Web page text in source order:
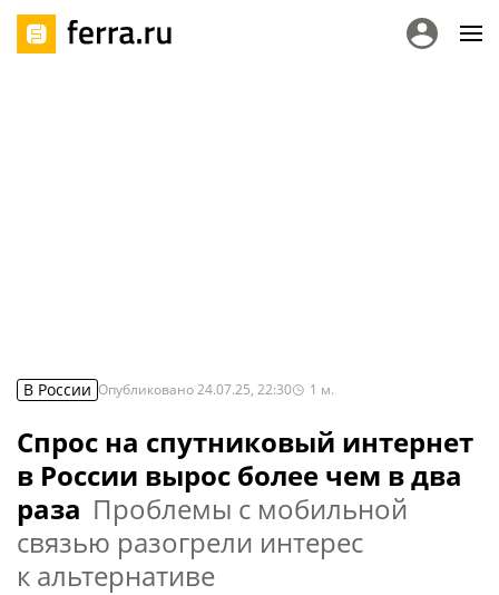
В России Опубликовано24.07.25, 22:30 1 м.
Спрос на спутниковый интернет
в России вырос более чем в два
раза Проблемы с мобильной
связью разогрели интерес
к альтернативе